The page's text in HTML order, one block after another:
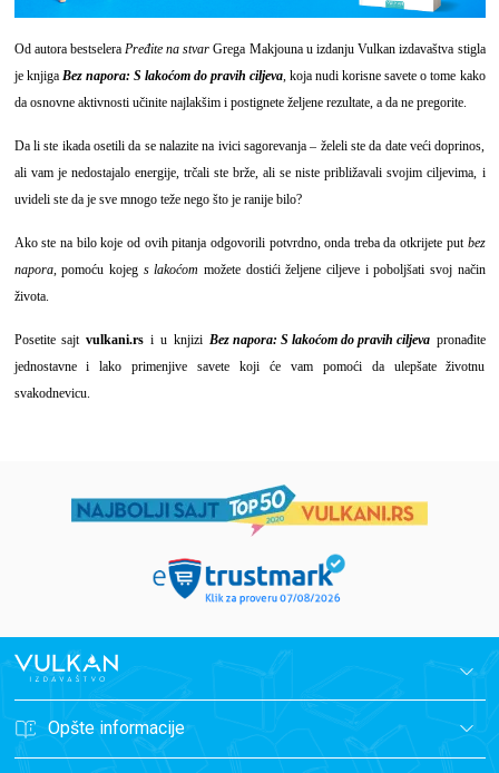
Od autora bestseleraPređite na stvar Grega Makjouna u izdanju Vulkan izdavaštva stigla
je knjiga Bez napora: S lakoćom do pravih ciljeva, koja nudi korisne savete o tome kako
da osnovne aktivnosti učinite najlakšim i postignete željene rezultate, a da ne pregorite.
Da li ste ikada osetili da se nalazite na ivici sagorevanja – želeli ste da date veći doprinos,
ali vam je nedostajalo energije, trčali ste brže, ali se niste približavali svojim ciljevima, i
uvideli ste da je sve mnogo teže nego što je ranije bilo?
Ako ste na bilo koje od ovih pitanja odgovorili potvrdno, onda treba da otkrijete put bez
napora, pomoću kojeg s lakoćom možete dostići željene ciljeve i poboljšati svoj način
života.
Posetite sajtvulkani.rs i u knjizi Bez napora: S lakoćom do pravih ciljevapronađite
jednostavne i lako primenjive savete koji će vam pomoći da ulepšate životnu
svakodnevicu.
Opšte informacije